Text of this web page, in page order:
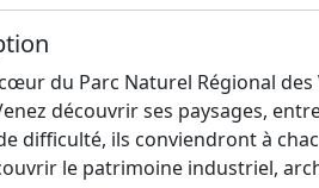
du Parc Naturel Régional des
découvrir ses paysages,
difficulté, ils conviendront à
le patrimoine industriel,